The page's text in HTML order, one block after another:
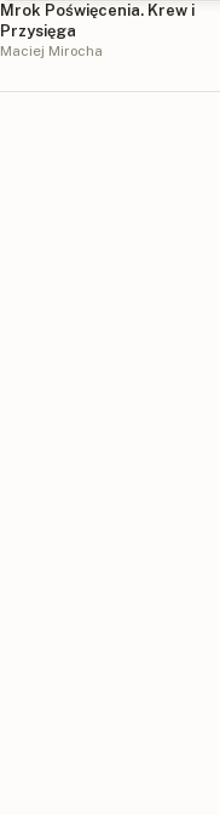
Mrok Poświęcenia. Krew i
Przysięga
Maciej Mirocha